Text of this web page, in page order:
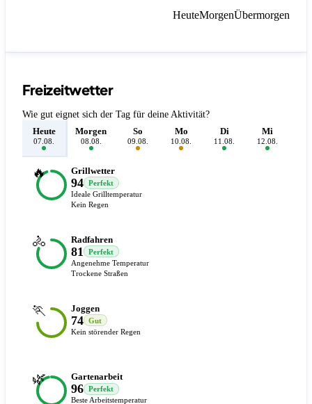
HeuteMorgenÜbermorgen
Freizeitwetter
Wie gut eignet sich der Tag für deine Aktivität?
Heute
07.08.
Morgen
08.08.
So
09.08.
Mo
10.08.
Di
11.08.
Mi
12.08.
🔥 Grillwetter
94
Perfekt
Ideale Grilltemperatur
Kein Regen
🚴 Radfahren
81
Perfekt
Angenehme Temperatur
Trockene Straßen
🏃 Joggen
74
Gut
Kein störender Regen
🌿 Gartenarbeit
96
Perfekt
Beste Arbeitstemperatur